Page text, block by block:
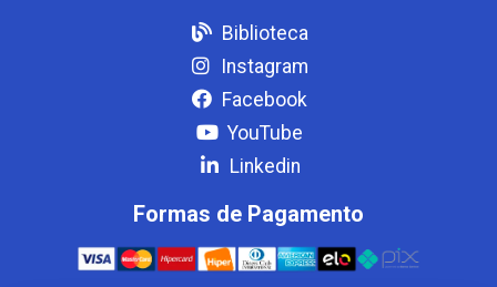
Biblioteca
Instagram
Facebook
YouTube
Linkedin
Formas de Pagamento